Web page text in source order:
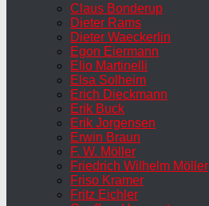
Claus Bonderup
Dieter Rams
Dieter Waeckerlin
Egon Eiermann
Elio Martinelli
Elsa Solheim
Erich Dieckmann
Erik Buck
Erik Jorgensen
Erwin Braun
F. W. Möller
Friedrich Wilhelm Möller
Friso Kramer
Fritz Eichler